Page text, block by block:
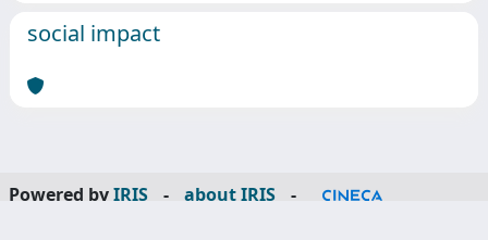
social impact
Powered byIRIS - about IRIS
-